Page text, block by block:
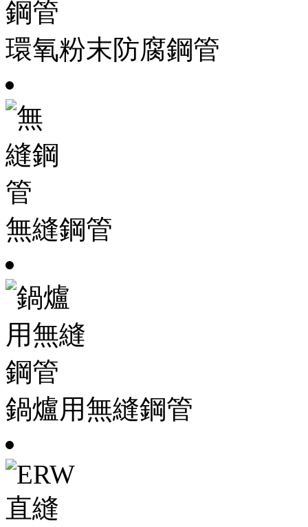
環氧粉末防腐鋼管
無縫鋼管
鍋爐用無縫鋼管